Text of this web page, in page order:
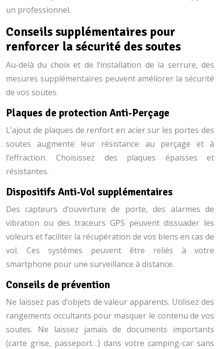
un professionnel.
Conseils supplémentaires pour
renforcer la sécurité des soutes
Au-delà du choix et de l’installation de la serrure, des
mesures supplémentaires peuvent améliorer la sécurité
de vos soutes.
Plaques de protection Anti-Perçage
L’ajout de plaques de renfort en acier sur les portes des
soutes augmente leur résistance au perçage et à
l’effraction. Choisissez des plaques épaisses et
résistantes.
Dispositifs Anti-Vol supplémentaires
Des capteurs d’ouverture de porte, des alarmes de
vibration ou des traceurs GPS peuvent dissuader les
voleurs et faciliter la récupération de vos biens en cas de
vol. Ces systèmes peuvent être reliés à votre
smartphone pour une surveillance à distance.
Conseils de prévention
Ne laissez pas d’objets de valeur apparents. Utilisez des
rangements occultants pour masquer le contenu de vos
soutes. Ne laissez jamais de documents importants
(carte grise, passeport…) dans votre camping-car sans